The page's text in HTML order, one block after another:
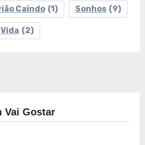
Caindo (1) Sonhos (9)
Vida (2)
Vai Gostar